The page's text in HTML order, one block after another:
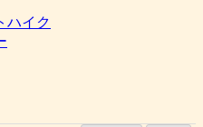
ハイク